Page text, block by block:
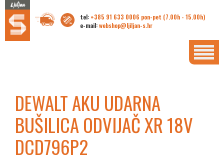
tel: +385 91 633 0006 pon-pet (7.00h - 15.00h)
e-mail:webshop@ljiljan-s.hr
DEWALT AKU UDARNA
BUŠILICA ODVIJAČ XR 18V
DCD796P2